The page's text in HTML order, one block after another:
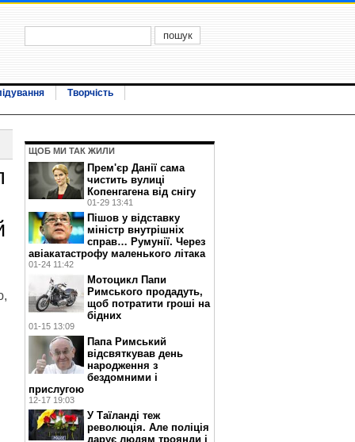
Творчість
ЩОБ МИ ТАК ЖИЛИ
Прем'єр Данії сама
чистить вулиці
Копенгагена від снігу
01-29 13:41
Пішов у відставку
міністр внутрішніх
справ… Румунії. Через
авіакатастрофу маленького літака
01-24 11:42
Мотоцикл Папи
Римського продадуть,
щоб потратити гроші на
бідних
01-15 13:09
Папа Римський
відсвяткував день
народження з
бездомними і
прислугою
12-17 19:03
У Таїланді теж
революція. Але поліція
дарує людям троянди і